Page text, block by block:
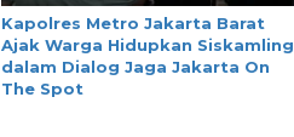
Kapolres Metro Jakarta Barat
Ajak Warga Hidupkan Siskamling
dalam Dialog Jaga Jakarta On
The Spot